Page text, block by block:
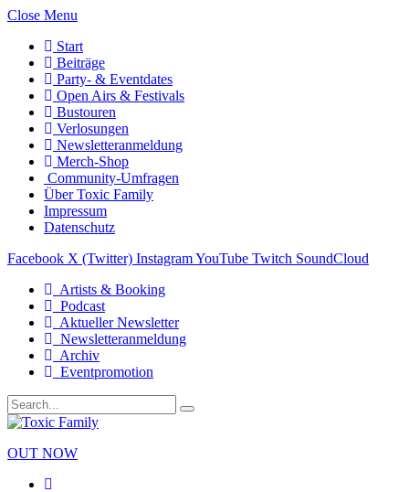
Close Menu
Start
Beiträge
Party- & Eventdates
Open Airs & Festivals
Bustouren
Verlosungen
Newsletteranmeldung
Merch-Shop
Community-Umfragen
Über Toxic Family
Impressum
Datenschutz
Facebook X (Twitter) InstagramYouTube Twitch SoundCloud
Artists & Booking
Podcast
Aktueller Newsletter
Newsletteranmeldung
Archiv
Eventpromotion
OUT NOW